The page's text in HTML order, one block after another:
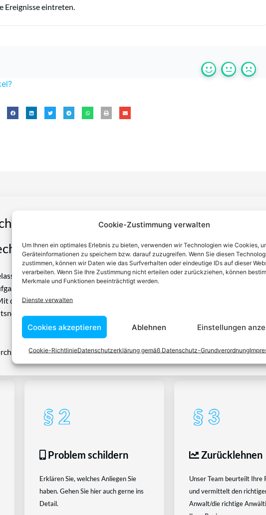
Cookie-Zustimmung verwalten
Um Ihnen ein optimales Erlebnis zu bieten, verwenden wir Technologien wie Cookies,
Geräteinformationen zu speichern bzw. darauf zuzugreifen. Wenn Sie diesen
zustimmen, können wir Daten wie das Surfverhalten oder eindeutige IDs auf dieser
verarbeiten. Wenn Sie Ihre Zustimmung nicht erteilen oder zurückziehen, können
Merkmale und Funktionen beeinträchtigt werden.
Dienste verwalten
Cookies akzeptieren Ablehnen Einstellungen
Cookie-RichtlinieDatenschutzerklärung gemäß Datenschutz-Grundverordnung
Ereignisse eintreten.
einen Anwalt finden, der auf Ihr
spezialisiert ist
Anwältin ist dafür da, über Rechtsfragen zu beraten und Klienten vor
Dienstleistungen im Bereich der Rechtsberatung zu erbringen und
diesem Wissen kennt er alle relevanten Herausforderungen dieses Systems
vertraut.
das RechtEasy-Team -Best Choice der Anwälte in Österreich
Problem schildern
Erklären Sie, welches Anliegen Sie
haben. Gehen Sie hier auch gerne ins
Detail.
Zurücklehnen
Unser Team beurteilt Ihre
und vermittelt den
Anwalt/die richtige